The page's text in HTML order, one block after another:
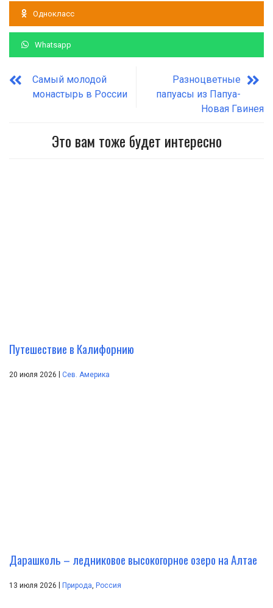
Однокласс
Whatsapp
Самый молодой
монастырь в России
Разноцветные
папуасы из Папуа-
Новая Гвинея
Это вам тоже будет интересно
Путешествие в Калифорнию
20 июля 2026 Сев. Америка
Дарашколь – ледниковое высокогорное озеро на Алтае
13 июля 2026 | Природа, Россия